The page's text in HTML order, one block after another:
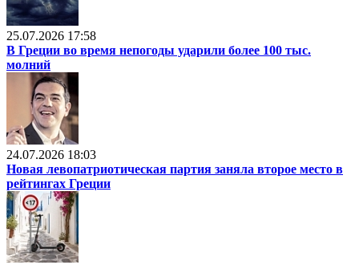
25.07.2026 17:58
В Греции во время непогоды ударили более 100 тыс.
молний
24.07.2026 18:03
Новая левопатриотическая партия заняла второе место в
рейтингах Греции